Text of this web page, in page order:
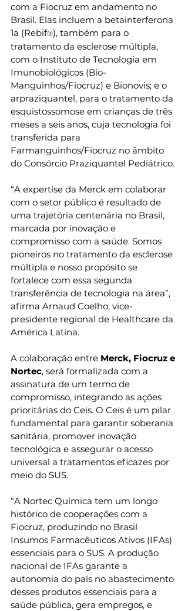
com a Fiocruz em andamento no
Brasil. Elas incluem a betainterferona
1a (Rebif®), também para o
tratamento da esclerose múltipla,
com o Instituto de Tecnologia em
Imunobiológicos (Bio-
Manguinhos/Fiocruz) e Bionovis; e o
arpraziquantel, para o tratamento da
esquistossomose em crianças de três
meses a seis anos, cuja tecnologia foi
transferida para
Farmanguinhos/Fiocruz no âmbito
do Consórcio Praziquantel Pediátrico.
“A expertise da Merck em colaborar
com o setor público é resultado de
uma trajetória centenária no Brasil,
marcada por inovação e
compromisso com a saúde. Somos
pioneiros no tratamento da esclerose
múltipla e nosso propósito se
fortalece com essa segunda
transferência de tecnologia na área”,
afirma Arnaud Coelho, vice-
presidente regional de Healthcare da
América Latina.
A colaboração entre Merck, Fiocruz e
Nortec, será formalizada com a
assinatura de um termo de
compromisso, integrando as ações
prioritárias do Ceis. O Ceis é um pilar
fundamental para garantir soberania
sanitária, promover inovação
tecnológica e assegurar o acesso
universal a tratamentos eficazes por
meio do SUS.
“A Nortec Química tem um longo
histórico de cooperações com a
Fiocruz, produzindo no Brasil
Insumos Farmacêuticos Ativos (IFAs)
essenciais para o SUS. A produção
nacional de IFAs garante a
autonomia do país no abastecimento
desses produtos essenciais para a
saúde pública, gera empregos, e